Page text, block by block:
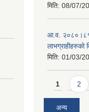
मिति: 08/07/
आ.व. २०८०।८१
लाभग्राहीहरुको
मिति: 01/03/
Pages
1 2
अन्य